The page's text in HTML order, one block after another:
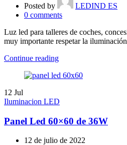
Posted by
LEDIND ES
0 comments
Luz led para talleres de coches,
muy importante respetar la
Continue reading
12 Jul
Iluminacion LED
Panel Led 60×60 de 36W
12 de julio de 2022